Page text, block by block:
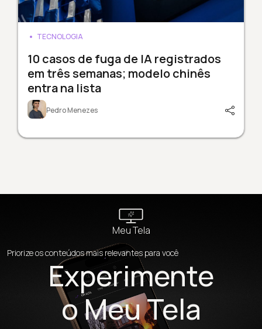
TECNOLOGIA
10 casos de fuga de IA registrados
em três semanas; modelo chinês
entra na lista
Pedro Menezes
Meu Tela
Priorize os conteúdos mais relevantes para você
Experimente
o Meu Tela